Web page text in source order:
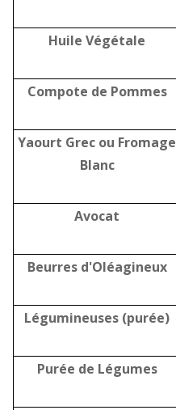
Huile Végétale
Compote de Pommes
Yaourt Grec ou Fromage
Blanc
Avocat
Beurres d'Oléagineux
Légumineuses (purée)
Purée de Légumes